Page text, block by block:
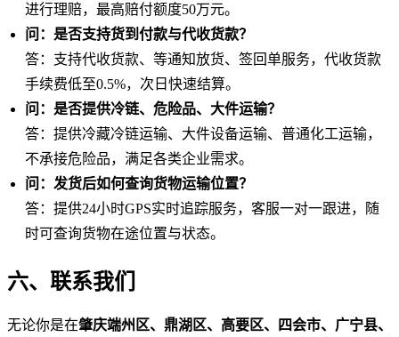
进行理赔，最高赔付额度50万元。
问：是否支持货到付款与代收货款？
答：支持代收货款、等通知放货、签回单服务，代收货款
手续费低至0.5%，次日快速结算。
问：是否提供冷链、危险品、大件运输？
答：提供冷藏冷链运输、大件设备运输、普通化工运输，
不承接危险品，满足各类企业需求。
问：发货后如何查询货物运输位置？
答：提供24小时GPS实时追踪服务，客服一对一跟进，随
时可查询货物在途位置与状态。
六、联系我们
无论你是在肇庆端州区、鼎湖区、高要区、四会市、广宁县、